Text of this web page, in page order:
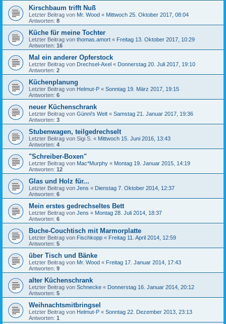
Kirschbaum trifft Nuß
Letzter Beitrag von Mr. Wood « Mittwoch 25. Oktober 2017, 08:04
Antworten: 8
Küche für meine Tochter
Letzter Beitrag von thomas.amort « Freitag 13. Oktober 2017, 10:29
Antworten: 16
Mal ein anderer Opferstock
Letzter Beitrag von Drechsel-Axel « Donnerstag 20. Juli 2017, 19:10
Antworten: 2
Küchenplanung
Letzter Beitrag von Helmut-P « Sonntag 19. März 2017, 19:15
Antworten: 6
neuer Küchenschrank
Letzter Beitrag von Günni's Welt « Samstag 21. Januar 2017, 19:36
Antworten: 3
Stubenwagen, teilgedrechselt
Letzter Beitrag von Sigi S. « Mittwoch 15. Juni 2016, 13:43
Antworten: 4
"Schreiber-Boxen"
Letzter Beitrag von Mac*Murphy « Montag 19. Januar 2015, 14:19
Antworten: 12
Glas und Holz für...
Letzter Beitrag von Jens « Dienstag 7. Oktober 2014, 12:37
Antworten: 6
Mein erstes gedrechseltes Bett
Letzter Beitrag von Jens « Montag 28. Juli 2014, 18:37
Antworten: 6
Buche-Couchtisch mit Marmorplatte
Letzter Beitrag von Fischkopp « Freitag 11. April 2014, 12:59
Antworten: 5
über Tisch und Bänke
Letzter Beitrag von Mr. Wood « Freitag 17. Januar 2014, 17:43
Antworten: 9
alter Küchenschrank
Letzter Beitrag von Schnecke « Donnerstag 16. Januar 2014, 20:12
Antworten: 5
Weihnachtsmitbringsel
Letzter Beitrag von Helmut-P « Sonntag 22. Dezember 2013, 23:13
Antworten: 1